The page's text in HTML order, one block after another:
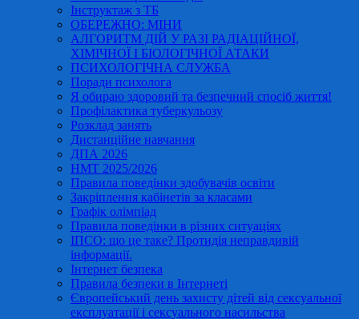
Інструктаж з ТБ
ОБЕРЕЖНО: МІНИ
АЛГОРИТМ ДІЙ У РАЗІ РАДІАЦІЙНОЇ,
ХІМІЧНОЇ І БІОЛОГІЧНОЇ АТАКИ
ПСИХОЛОГІЧНА СЛУЖБА
Поради психолога
Я обираю здоровий та безпечний спосіб життя!
Профілактика туберкульозу
Розклад занять
Дистанційне навчання
ДПА 2026
НМТ 2025/2026
Правила поведінки здобувачів освіти
Закріплення кабінетів за класами
Графік олімпіад
Правила поведінки в різних ситуаціях
ІПСО: що це таке? Протидія неправдивій
інформації.
Інтернет безпека
Правила безпеки в Інтернеті
Європейський день захисту дітей від сексуальної
експлуатації і сексуального насильства